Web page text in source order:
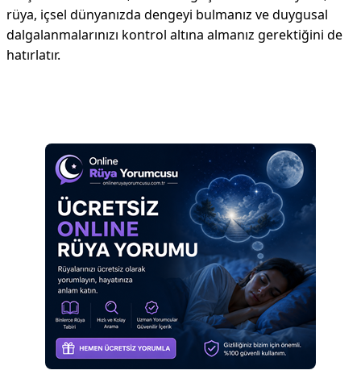
rüya, içsel dünyanızda dengeyi bulmanız ve duygusal
dalgalanmalarınızı kontrol altına almanız gerektiğini de
hatırlatır.